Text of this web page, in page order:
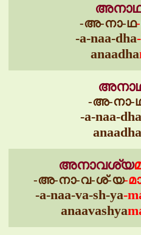
-അ-നാ-ഥ
-a-naa-dha
anaadha
-അ-നാ-
-a-naa-dha
anaadha
അനാവശ്യ
-അ-നാ-വ-ശ്-യ-
-a-naa-va-sh-ya-
anaavashya